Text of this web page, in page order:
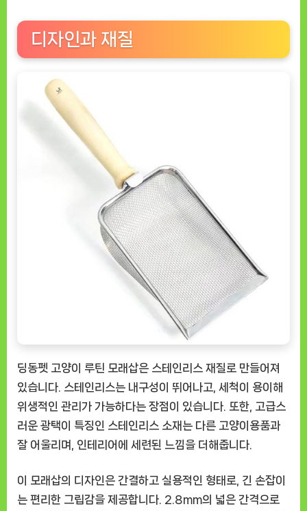
스
ㅣ
추
천
상
품]
디자인과 재질
딩동펫 고양이 루틴 모래삽은 스테인리스 재질로 만들어져
있습니다. 스테인리스는 내구성이 뛰어나고, 세척이 용이해
위생적인 관리가 가능하다는 장점이 있습니다. 또한, 고급스
러운 광택이 특징인 스테인리스 소재는 다른 고양이용품과
잘 어울리며, 인테리어에 세련된 느낌을 더해줍니다.
이 모래삽의 디자인은 간결하고 실용적인 형태로, 긴 손잡이
는 편리한 그립감을 제공합니다. 2.8mm의 넓은 간격으로